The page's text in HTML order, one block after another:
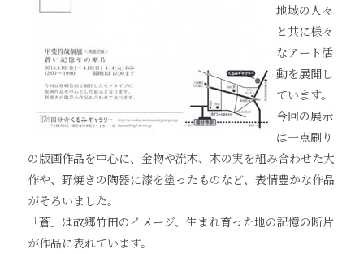
地域の人々
と共に様々
なアート活
動を展開し
ています。
今回の展示
は一点刷り
の版画作品を中心に、金物や流木、木の実を組み合わせた大
作や、野焼きの陶器に漆を塗ったものなど、表情豊かな作品
がそろいました。
「蒼」は故郷竹田のイメージ、生まれ育った地の記憶の断片
が作品に表れています。